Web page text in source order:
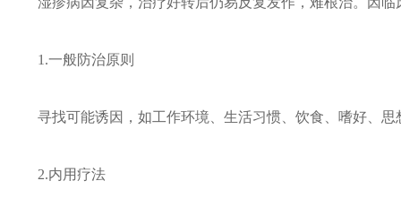
1.一般防治原则
寻找可能诱因，如工作环境、生活习惯、饮食、嗜好、思
2.内用疗法